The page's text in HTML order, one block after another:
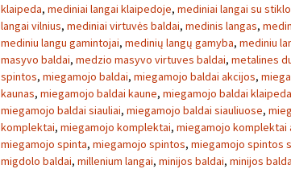
klaipeda, mediniai langai klaipedoje, mediniai langai su
langai vilnius, mediniai virtuvės baldai, medinis langas,
mediniu langu gamintojai, medinių langų gamyba, mediniu
masyvo baldai, medzio masyvo virtuves baldai, metalines
spintos, miegamojo baldai, miegamojo baldai akcijos,
kaunas, miegamojo baldai kaune, miegamojo baldai klaipeda
miegamojo baldai siauliai, miegamojo baldai siauliuose,
komplektai, miegamojo komplektai, miegamojo komplektai
miegamojo spinta, miegamojo spintos, miegamojo spintos
migdolo baldai, millenium langai, minijos baldai, minijos